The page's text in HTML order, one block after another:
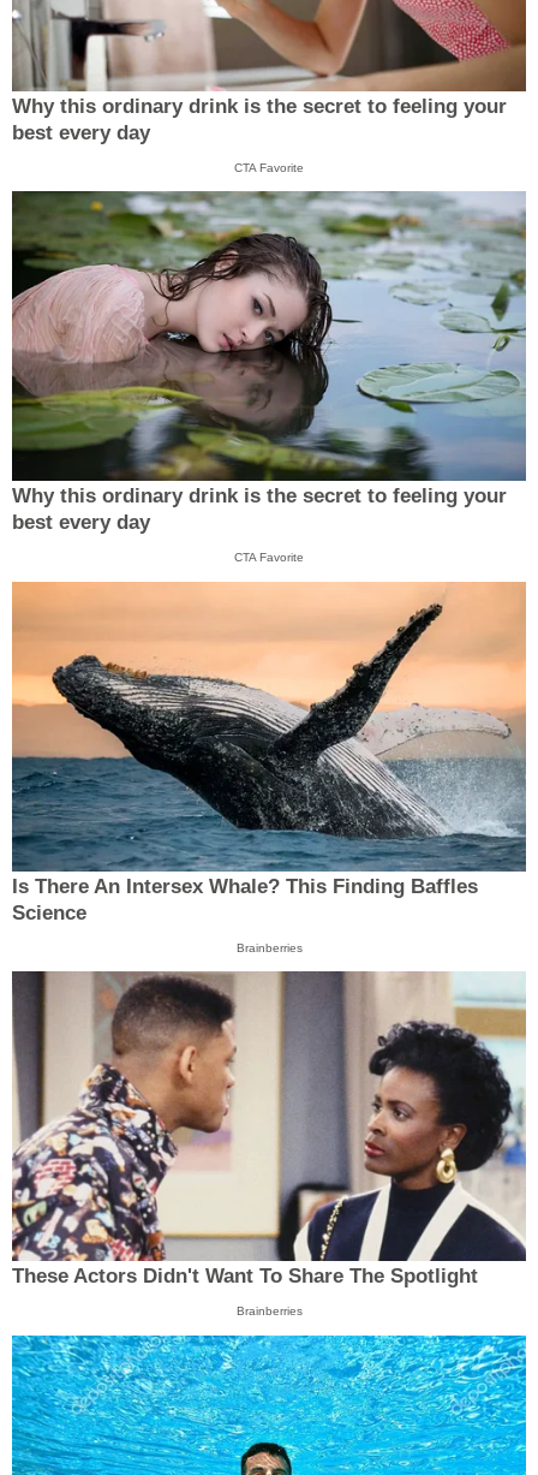
Why this ordinary drink is the secret to feeling your
best every day
CTA Favorite
Why this ordinary drink is the secret to feeling your
best every day
CTA Favorite
Is There An Intersex Whale? This Finding Baffles
Science
Brainberries
These Actors Didn't Want To Share The Spotlight
Brainberries